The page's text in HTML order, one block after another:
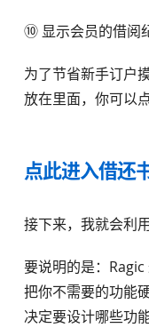
⑩ 显示会员的借阅
为了节省新手订户
放在里面，你可以
点此进入借还
接下来，我就会利
要说明的是：
把你不需要的功能
决定要设计哪些功